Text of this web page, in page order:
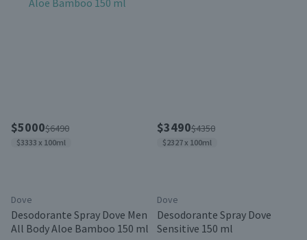
$5000$6490
$3333 x 100ml
Dove
Desodorante Spray Dove Men
All Body Aloe Bamboo 150 ml
$3490$4350
$2327 x 100ml
Dove
Desodorante Spray Dove
Sensitive 150 ml